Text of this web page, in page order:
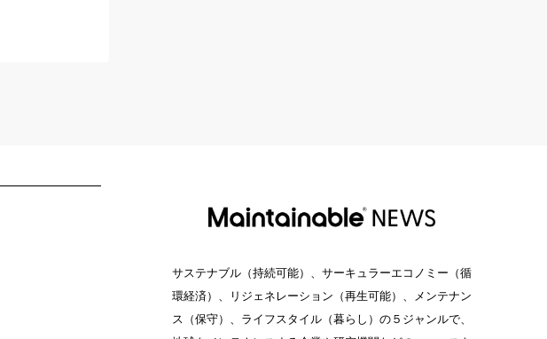
サステナブル（持続可能）、サーキュラーエコノミー（循
環経済）、リジェネレーション（再生可能）、メンテナン
ス（保守）、ライフスタイル（暮らし）の５ジャンルで、